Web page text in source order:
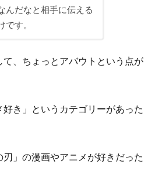
んだなと相手に伝える
です。
て、ちょっとアバウトという点が
き」というカテゴリーがあった
」の漫画やアニメが好きだった